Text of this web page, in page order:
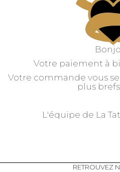
Votre paiement à
Votre commande vous
plus
L'équipe de La
RETROUVEZ